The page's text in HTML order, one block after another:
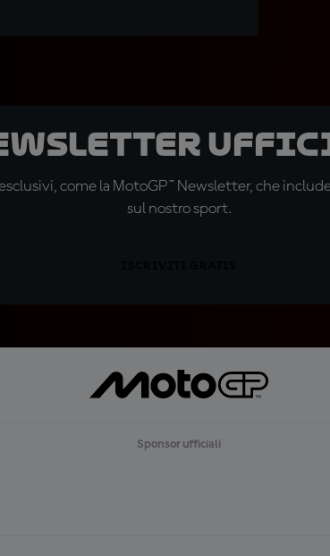
come la MotoGP™ Newsletter, che
sul nostro sport.
Sponsor ufficiali